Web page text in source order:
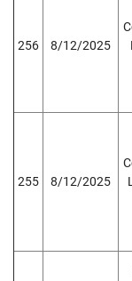
256 8/12/2025
255 8/12/2025